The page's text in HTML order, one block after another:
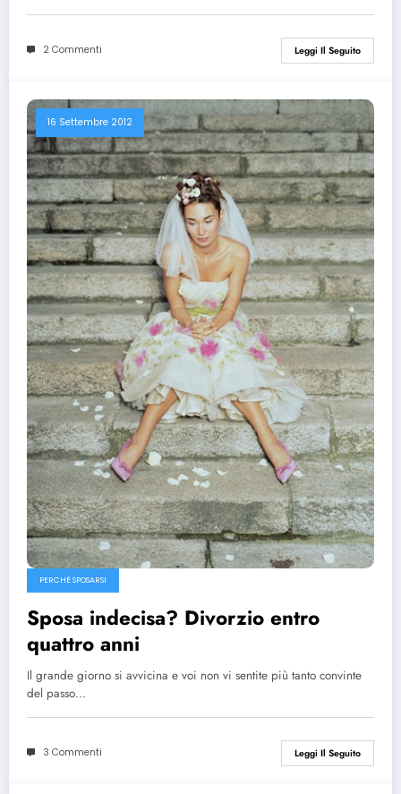
2 Commenti Leggi Il Seguito
16 Settembre 2012
PERCHÉ SPOSARSI
Sposa indecisa? Divorzio entro
quattro anni
Il grande giorno si avvicina e voi non vi sentite più tanto convinte
del passo…
3 Commenti Leggi Il Seguito